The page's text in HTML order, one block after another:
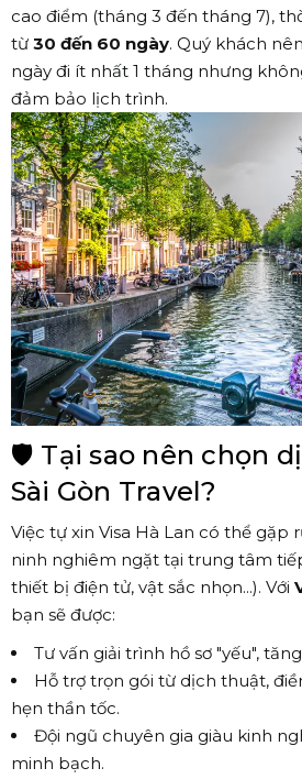
cao điểm (tháng 3 đến tháng 7),
từ 30 đến 60 ngày. Quý khách
ngày đi ít nhất 1 tháng nhưng
đảm bảo lịch trình.
🛡️ Tại sao nên chọn
Sài Gòn Travel?
Việc tự xin Visa Hà Lan có thể gặp
ninh nghiêm ngặt tại trung tâm
thiết bị điện tử, vật sắc nhọn...). Với
bạn sẽ được:
Tư vấn giải trình hồ sơ "yếu",
Hỗ trợ trọn gói từ dịch thuật,
hẹn thần tốc.
Đội ngũ chuyên gia giàu kinh
minh bạch.